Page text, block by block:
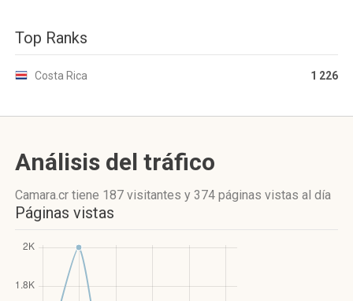
Top Ranks
Costa Rica 1 226
Análisis del tráfico
Camara.cr tiene 187 visitantes y 374 páginas vistas al día
Páginas vistas